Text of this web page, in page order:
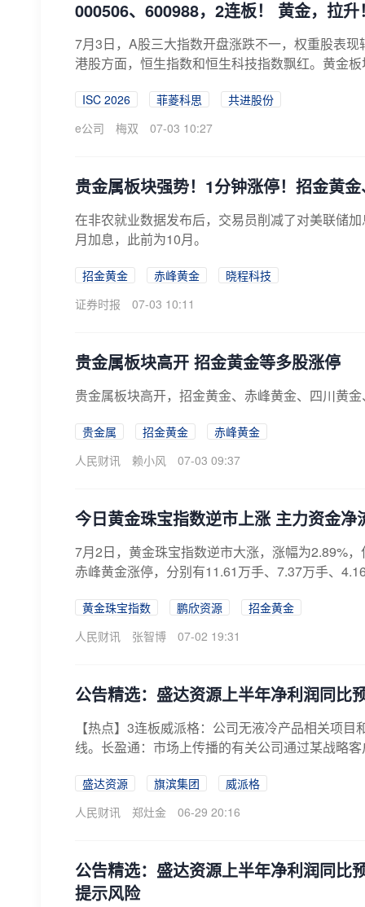
000506、600988，2连板！ 黄金，拉升
7月3日，A股三大指数开盘涨跌不一，权重股表
港股方面，恒生指数和恒生科技指数飘红。黄金
ISC 2026 菲菱科思
共进股份
e公司
梅双 07-03 10:27
贵金属板块强势！1分钟涨停！招金黄
在非农就业数据发布后，交易员削减了对美联储
月加息，此前为10月。
招金黄金 赤峰黄金
晓程科技
证券时报
07-03 10:11
贵金属板块高开 招金黄金等多股涨停
贵金属板块高开，招金黄金、赤峰黄金、四川黄
贵金属 招金黄金
赤峰黄金
人民财讯
赖小风 07-03 09:37
今日黄金珠宝指数逆市上涨 主力资金净
7月2日，黄金珠宝指数逆市大涨，涨幅为2.89%
赤峰黄金涨停，分别有11.61万手、7.37万手、
黄金珠宝指数 鹏欣资源
招金黄金
人民财讯
张智博 07-02 19:31
公告精选：盛达资源上半年净利润同
【热点】3连板威派格：公司无液冷产品相关项
线。长盈通：市场上传播的有关公司通过某战略
盛达资源 旗滨集团
威派格
人民财讯
郑灶金 06-29 20:16
公告精选：盛达资源上半年净利润同
提示风险